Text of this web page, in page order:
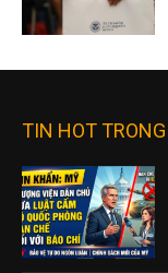
TIN HOT